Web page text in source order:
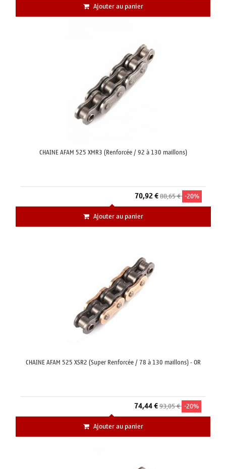
Ajouter au panier
CHAINE AFAM 525 XMR3 (Renforcée / 92 à 130 maillons)
70,92 €88,65 € -20%
Ajouter au panier
CHAINE AFAM 525 XSR2 (Super Renforcée / 78 à 130 maillons) - OR
74,44 €93,05 € -20%
Ajouter au panier